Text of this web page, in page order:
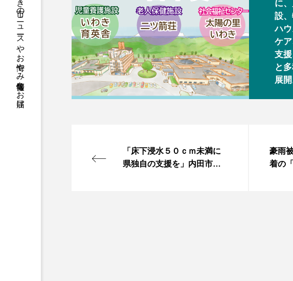
福島県いわき市のニュースやお悔やみ情報等をお届け
に
設
ハ
ケ
支
と
展開
「床下浸水５０ｃｍ未満に
県独自の支援を」内田市長
豪雨
着の